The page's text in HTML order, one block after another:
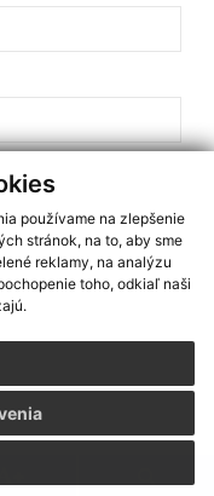
používame na zlepšenie
stránok, na to, aby sme
reklamy, na analýzu
toho, odkiaľ naši